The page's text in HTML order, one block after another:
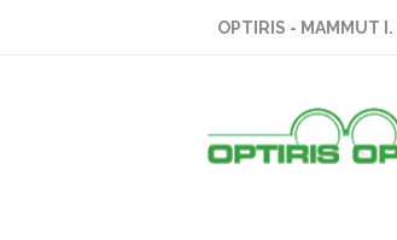
OPTIRIS - MAMMUT I.